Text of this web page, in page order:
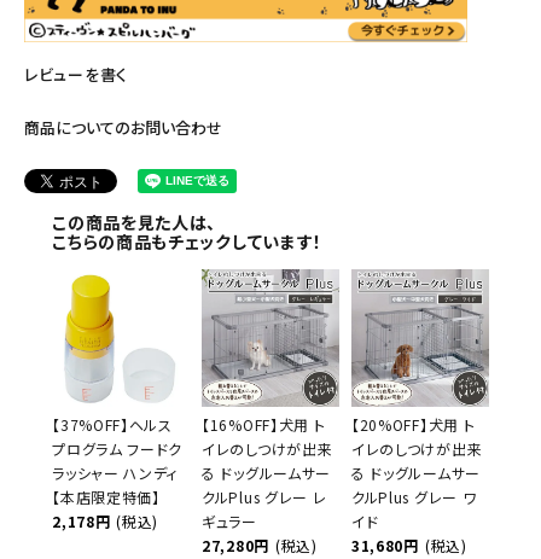
レビューを書く
商品についてのお問い合わせ
この商品を見た人は、
こちらの商品もチェックしています！
【37%OFF】ヘルス
プログラム フードク
ラッシャー ハンディ
【本店限定特価】
2,178円 (税込)
【16%OFF】犬用 ト
イレのしつけが出来
る ドッグルームサー
クルPlus グレー レ
ギュラー
27,280円 (税込)
【20%OFF】犬用 ト
イレのしつけが出来
る ドッグルームサー
クルPlus グレー ワ
イド
31,680円 (税込)